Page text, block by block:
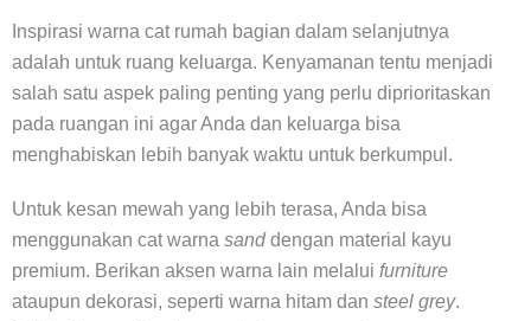
Inspirasi warna cat rumah bagian dalam selanjutnya
adalah untuk ruang keluarga. Kenyamanan tentu menjadi
salah satu aspek paling penting yang perlu diprioritaskan
pada ruangan ini agar Anda dan keluarga bisa
menghabiskan lebih banyak waktu untuk berkumpul.
Untuk kesan mewah yang lebih terasa, Anda bisa
menggunakan cat warna sanddengan material kayu
premium. Berikan aksen warna lain melalui furniture
ataupun dekorasi, seperti warna hitam dan steel grey.